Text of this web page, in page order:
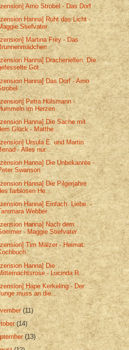
Arno Strobel - Das Dorf
Hanna] Ruht das Licht -
Stiefvater
Martina Frey - Das
Hanna] Drachenelfen. Die
Göt...
Hanna] Das Dorf - Arno
Petra Hülsmann -
im Herzen
Hanna] Die Sache mit
Glück - Matthe...
Ursula E. und Martin
- Alles nur...
Hanna] Die Unbekannte -
Swanson
Hanna] Die Pilgerjahre
farblosen He...
Hanna] Einfach. Liebe. -
Webber
Hanna] Nach dem
- Maggie Stiefvater
Tim Mälzer - Heimat:
Hanna] Die
- Lucinda R...
Hape Kerkeling - Der
muss an die...
(11)
(14)
(13)